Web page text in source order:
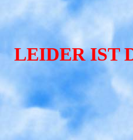
LEIDER IST